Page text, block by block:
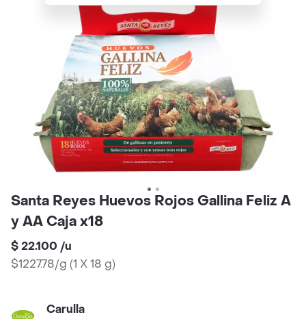
Santa Reyes Huevos Rojos Gallina Feliz A
y AA Caja x18
$ 22.100 /u
$1227.78/g (1 X 18 g)
Carulla